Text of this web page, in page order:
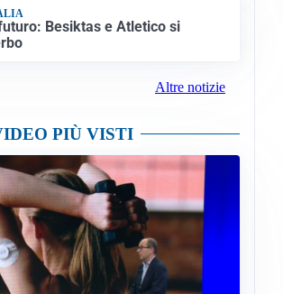
Besiktas e Atletico si
Altre notizie
PIÙ VISTI